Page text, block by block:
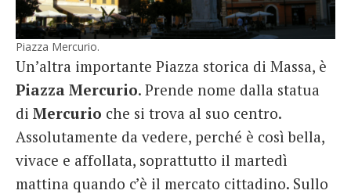
Piazza Mercurio.
Un’altra importante Piazza storica di Massa, è
Piazza Mercurio. Prende nome dalla statua
di Mercurio che si trova al suo centro.
Assolutamente da vedere, perché è così bella,
vivace e affollata, soprattutto il martedì
mattina quando c’è il mercato cittadino. Sullo